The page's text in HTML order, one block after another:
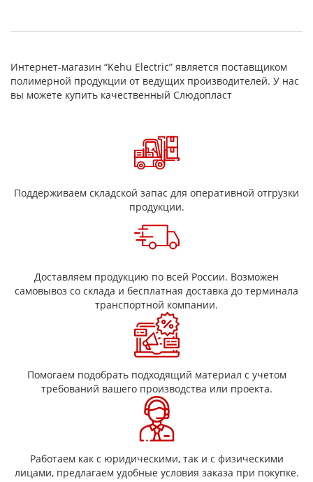
слюдинит гибкий марки ГСКВ отличается высокой
кремнийорганического клея;
ленты слюдинитовые с разными коэффициентами
Свойства слюдопластов
при высоких температурах
удивительная диэлектрическая прочность
химическая инертность
обладают легким весом и хорошими отражающими и
преломляющими свойствами
Термическая стабильность
Листы слюды обладают очень хорошей термической
стабильностью при высоких температурах. Они легко
1600°С в наплавленном виде. Вот почему листы слюды часто
используются для теплоизоляции бытовой техники,
аккумуляторных батарей электромобилей, огнестойких
барьеров для корпусов самолетов.
Диэлектрическая прочность
Слюдопласты обладают удивительной диэлектрической
прочностью при высоких температурах. Диэлектрическая
Интернет-магазин “Kehu Electric” является поставщиком
полимерной продукции от ведущих производителей. У нас
вы можете купить качественный Слюдопласт
Поддерживаем складской запас для оперативной отгрузки
продукции.
Доставляем продукцию по всей России. Возможен
самовывоз со склада и бесплатная доставка до терминала
транспортной компании.
Помогаем подобрать подходящий материал с учетом
требований вашего производства или проекта.
Работаем как с юридическими, так и с физическими
лицами, предлагаем удобные условия заказа при покупке.